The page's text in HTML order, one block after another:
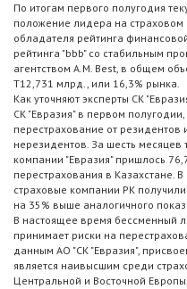
По итогам первого полугодия
положение лидера на
обладателя рейтинга
рейтинга "bbb" со стабильным
агентством A.M. Best, в общем
Т12,731 млрд., или 16,3% рынка.
Как уточняют эксперты СК
СК "Евразия" в первом
перестрахование от
нерезидентов. За шесть
компании "Евразия" пришлось
перестрахования в Казахстане.
страховые компании РК
на 35% выше аналогичного
В настоящее время бессменный
принимает риски на
данным АО "СК "Евразия",
является наивысшим среди
Центральной и Восточной Европы.